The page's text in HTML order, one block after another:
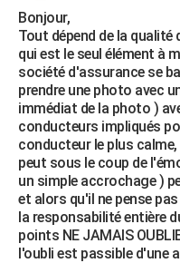
Bonjour,
Tout dépend de la
qui est le seul élément à
société d'assurance se
prendre une photo avec
immédiat de la photo )
conducteurs impliqués
conducteur le plus
peut sous le coup de
un simple accrochage )
et alors qu'il ne pense
la responsabilité entière
points NE JAMAIS
l'oubli est passible d'une